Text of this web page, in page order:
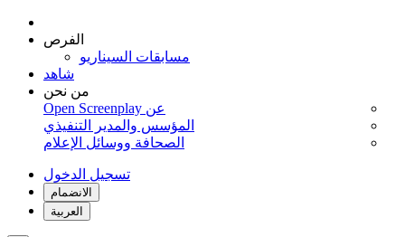
الفرص
مسابقات السيناريو
شاهد
من نحن
عن Open Screenplay
المؤسس والمدير التنفيذي
الصحافة ووسائل الإعلام
تسجيل الدخول
الانضمام
العربية